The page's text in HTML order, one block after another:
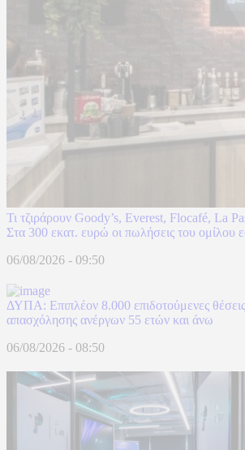
Τι τζιράρουν Goody’s, Everest, Flocafé, La
Στα 300 εκατ. ευρώ οι πωλήσεις του ομίλου
06/08/2026 - 09:50
ΔΥΠΑ: Επιπλέον 8.000 επιδοτούμενες
απασχόλησης ανέργων 55 ετών και άνω
06/08/2026 - 08:50